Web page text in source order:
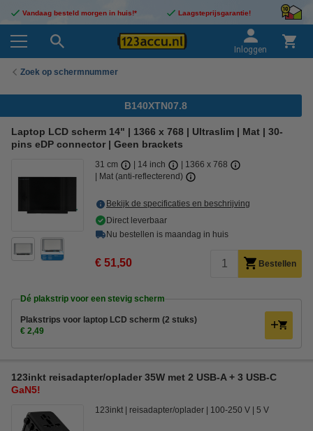
Vandaag besteld morgen in huis!* Laagsteprijsgarantie!
Inloggen
Zoek op schermnummer
B140XTN07.8
Laptop LCD scherm 14" | 1366 x 768 | Ultraslim | Mat | 30-
pins eDP connector | Geen brackets
31 cm 14 inch
1366 x 768
Mat (anti-reflecterend)
Bekijk de specificaties en beschrijving
Direct leverbaar
Nu bestellen is maandag in huis
€ 51,50 Bestellen
Dé plakstrip voor een stevig scherm
Plakstrips voor laptop LCD scherm (2 stuks)
€ 2,49
123inkt reisadapter/oplader 35W met 2 USB-A + 3 USB-C
GaN5!
123inkt reisadapter/oplader 100-250 V 5 V